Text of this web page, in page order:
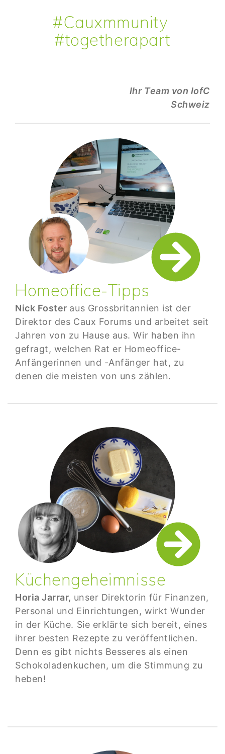
#Cauxmmunity
#togetherapart
Ihr Team von IofC
Schweiz
Homeoffice-Tipps
Nick Foster aus Grossbritannien ist der
Direktor des Caux Forums und arbeitet seit
Jahren von zu Hause aus. Wir haben ihn
gefragt, welchen Rat er Homeoffice-
Anfängerinnen und -Anfänger hat, zu
denen die meisten von uns zählen.
Küchengeheimnisse
Horia Jarrar, unser Direktorin für Finanzen,
Personal und Einrichtungen, wirkt Wunder
in der Küche. Sie erklärte sich bereit, eines
ihrer besten Rezepte zu veröffentlichen.
Denn es gibt nichts Besseres als einen
Schokoladenkuchen, um die Stimmung zu
heben!